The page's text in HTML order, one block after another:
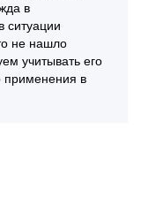
в
ситуации
не нашло
учитывать его
применения в